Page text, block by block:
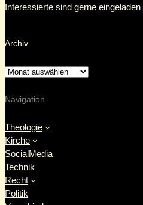
Interessierte sind gerne eingeladen
Archiv
Navigation
Theologie
Kirche
SocialMedia
Technik
Recht
Politik